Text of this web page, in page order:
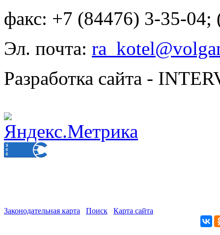
факс: +7 (84476) 3-35-04;
Эл. почта:
Разработка сайта -
Законодательная карта Поиск Карта сайта